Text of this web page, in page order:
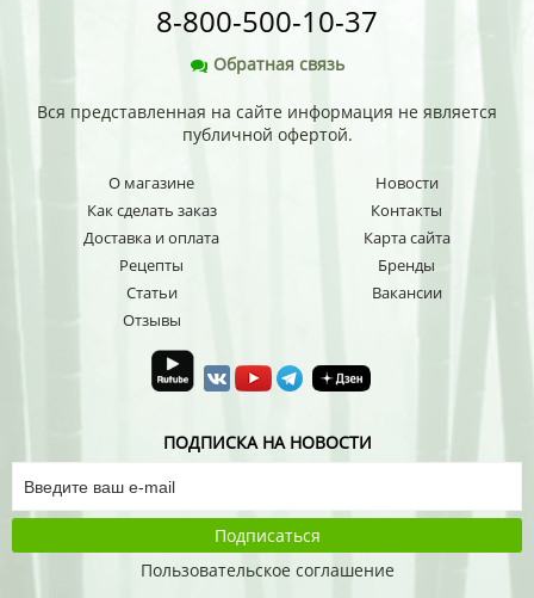
8-800-500-10-37
Обратная связь
Вся представленная на сайте информация не является
публичной офертой.
О магазине
Как сделать заказ
Доставка и оплата
Рецепты
Статьи
Отзывы
Новости
Контакты
Карта сайта
Бренды
Вакансии
ПОДПИСКА НА НОВОСТИ
Подписаться
Пользовательское соглашение